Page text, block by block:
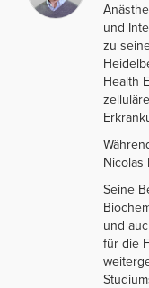
und
zu
Health
Nicolas
Seine
und
für die